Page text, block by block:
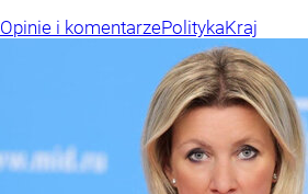
Opinie i komentarzePolitykaKraj